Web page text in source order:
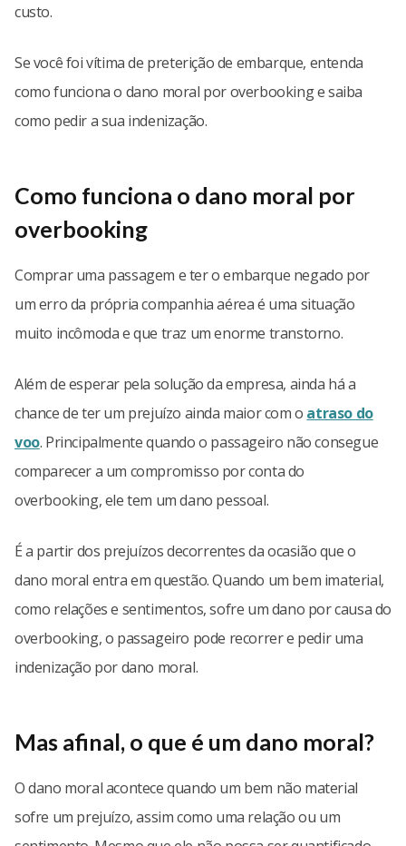
custo.
Se você foi vítima de preterição de embarque, entenda
como funciona o dano moral por overbooking e saiba
como pedir a sua indenização.
Como funciona o dano moral por
overbooking
Comprar uma passagem e ter o embarque negado por
um erro da própria companhia aérea é uma situação
muito incômoda e que traz um enorme transtorno.
Além de esperar pela solução da empresa, ainda há a
chance de ter um prejuízo ainda maior com o atraso do
voo. Principalmente quando o passageiro não consegue
comparecer a um compromisso por conta do
overbooking, ele tem um dano pessoal.
É a partir dos prejuízos decorrentes da ocasião que o
dano moral entra em questão. Quando um bem imaterial,
como relações e sentimentos, sofre um dano por causa do
overbooking, o passageiro pode recorrer e pedir uma
indenização por dano moral.
Mas afinal, o que é um dano moral?
O dano moral acontece quando um bem não material
sofre um prejuízo, assim como uma relação ou um